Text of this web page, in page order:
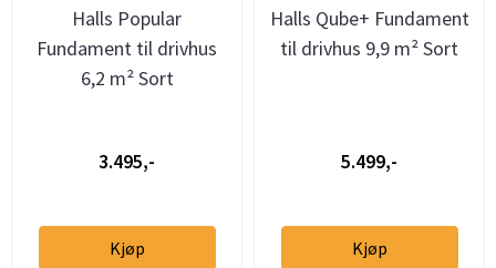
Halls Popular
Fundament til drivhus
6,2 m² Sort
3.495,-
Kjøp
Halls Qube+ Fundament
til drivhus 9,9 m² Sort
5.499,-
Kjøp